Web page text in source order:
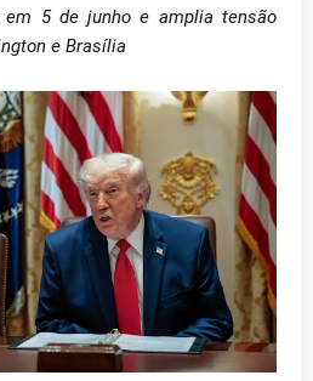
5 de junho e amplia tensão
e Brasília